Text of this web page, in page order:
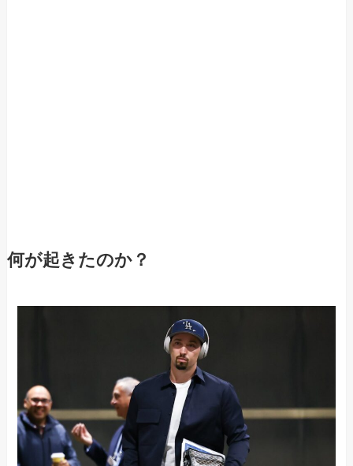
何が起きたのか？